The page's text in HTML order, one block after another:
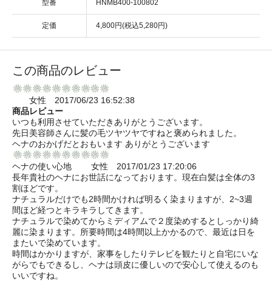
型番 HNMB400-100802
定価 4,800円(税込5,280円)
この商品のレビュー
女性 2017/06/23 16:52:38
商品レビュー
いつも利用させていただきありがとうございます。
先日美容師さんに髪の毛ツヤツヤですねと褒められました。
ヘナのおかげだとおもいます ありがとうございます
ヘナの使い心地 女性 2017/01/23 17:20:06
長年貴社のヘナにお世話になっております。現在白髪は全体の3
割ほどです。
ナチュラルだけでも2時間かければ明るく染まりますが、2~3週
間ほど経つとキラキラしてきます。
ナチュラルで染めてからミディアムで２度染めするとしっかり綺
麗に染まります。所要時間は4時間以上かかるので、最近は日を
またいで染めています。
時間はかかりますが、家事をしたりテレビを観たりと自宅にいな
がらでもできるし、ヘナは頭皮に優しいので安心して使えるのも
いいですね。